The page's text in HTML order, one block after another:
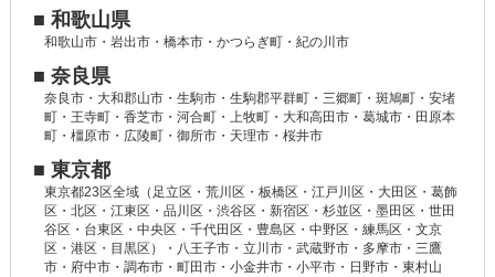
■ 和歌山県
和歌山市・岩出市・橋本市・かつらぎ町・紀の川市
■ 奈良県
奈良市・大和郡山市・生駒市・生駒郡平群町・三郷町・斑鳩町・安堵
町・王寺町・香芝市・河合町・上牧町・大和高田市・葛城市・田原本
町・橿原市・広陵町・御所市・天理市・桜井市
■ 東京都
東京都23区全域（足立区・荒川区・板橋区・江戸川区・大田区・葛飾
区・北区・江東区・品川区・渋谷区・新宿区・杉並区・墨田区・世田
谷区・台東区・中央区・千代田区・豊島区・中野区・練馬区・文京
区・港区・目黒区）・八王子市・立川市・武蔵野市・多摩市・三鷹
市・府中市・調布市・町田市・小金井市・小平市・日野市・東村山